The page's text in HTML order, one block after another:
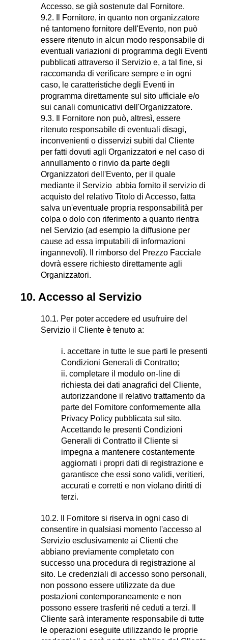
Accesso, se già sostenute dal Fornitore.
9.2. Il Fornitore, in quanto non organizzatore
né tantomeno fornitore dell'Evento, non può
essere ritenuto in alcun modo responsabile di
eventuali variazioni di programma degli Eventi
pubblicati attraverso il Servizio e, a tal fine, si
raccomanda di verificare sempre e in ogni
caso, le caratteristiche degli Eventi in
programma direttamente sul sito ufficiale e/o
sui canali comunicativi dell'Organizzatore.
9.3. Il Fornitore non può, altresì, essere
ritenuto responsabile di eventuali disagi,
inconvenienti o disservizi subiti dal Cliente
per fatti dovuti agli Organizzatori e nel caso di
annullamento o rinvio da parte degli
Organizzatori dell'Evento, per il quale
mediante il Servizio abbia fornito il servizio di
acquisto del relativo Titolo di Accesso, fatta
salva un'eventuale propria responsabilità per
colpa o dolo con riferimento a quanto rientra
nel Servizio (ad esempio la diffusione per
cause ad essa imputabili di informazioni
ingannevoli). Il rimborso del Prezzo Facciale
dovrà essere richiesto direttamente agli
Organizzatori.
10. Accesso al Servizio
10.1. Per poter accedere ed usufruire del
Servizio il Cliente è tenuto a:
i. accettare in tutte le sue parti le presenti
Condizioni Generali di Contratto;
ii. completare il modulo on-line di
richiesta dei dati anagrafici del Cliente,
autorizzandone il relativo trattamento da
parte del Fornitore conformemente alla
Privacy Policy pubblicata sul sito.
Accettando le presenti Condizioni
Generali di Contratto il Cliente si
impegna a mantenere costantemente
aggiornati i propri dati di registrazione e
garantisce che essi sono validi, veritieri,
accurati e corretti e non violano diritti di
terzi.
10.2. Il Fornitore si riserva in ogni caso di
consentire in qualsiasi momento l'accesso al
Servizio esclusivamente ai Clienti che
abbiano previamente completato con
successo una procedura di registrazione al
sito. Le credenziali di accesso sono personali,
non possono essere utilizzate da due
postazioni contemporaneamente e non
possono essere trasferiti né ceduti a terzi. Il
Cliente sarà interamente responsabile di tutte
le operazioni eseguite utilizzando le proprie